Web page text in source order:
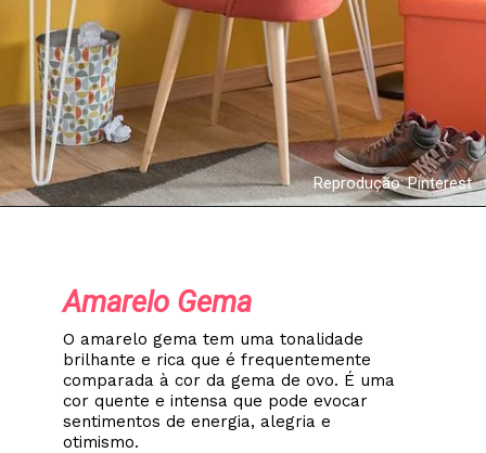
Reprodução: Pinterest
O amarelo gema tem uma tonalidade
brilhante e rica que é frequentemente
comparada à cor da gema de ovo. É uma
cor quente e intensa que pode evocar
sentimentos de energia, alegria e
otimismo.
Amarelo Gema